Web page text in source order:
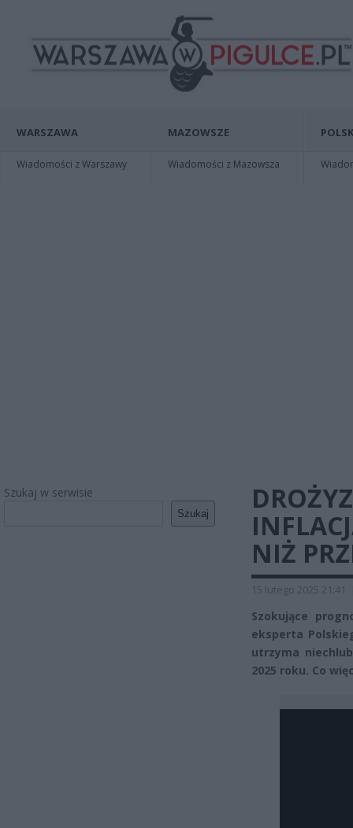
WARSZAWA
Wiadomości z Warszawy
MAZOWSZE
Wiadomości z Mazowsza
Szukaj w serwisie
Szukaj
NIŻ
15 lutego 2025 21:41
Szokujące
eksperta
utrzyma
2025 roku. Co